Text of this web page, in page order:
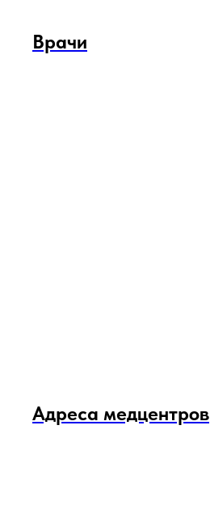
Врачи
Адреса медцентров